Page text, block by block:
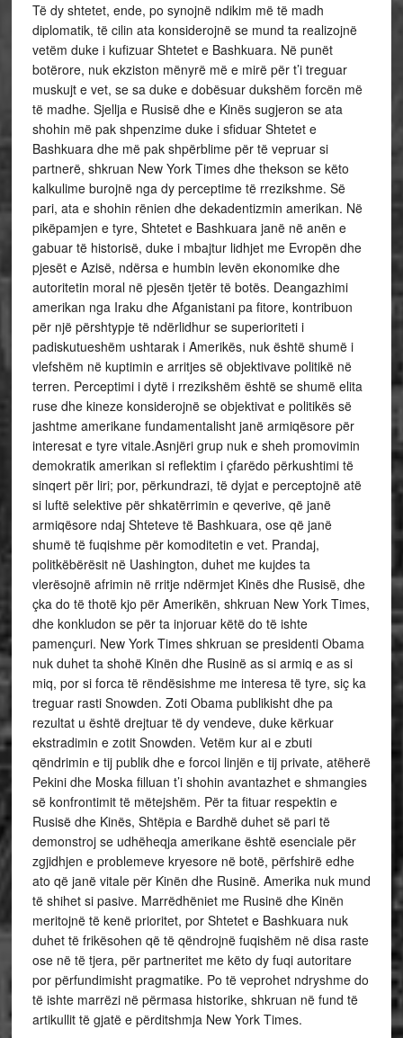
Të dy shtetet, ende, po synojnë ndikim më të madh
diplomatik, të cilin ata konsiderojnë se mund ta realizojnë
vetëm duke i kufizuar Shtetet e Bashkuara. Në punët
botërore, nuk ekziston mënyrë më e mirë për t’i treguar
muskujt e vet, se sa duke e dobësuar dukshëm forcën më
të madhe. Sjellja e Rusisë dhe e Kinës sugjeron se ata
shohin më pak shpenzime duke i sfiduar Shtetet e
Bashkuara dhe më pak shpërblime për të vepruar si
partnerë, shkruan New York Times dhe thekson se këto
kalkulime burojnë nga dy perceptime të rrezikshme. Së
pari, ata e shohin rënien dhe dekadentizmin amerikan. Në
pikëpamjen e tyre, Shtetet e Bashkuara janë në anën e
gabuar të historisë, duke i mbajtur lidhjet me Evropën dhe
pjesët e Azisë, ndërsa e humbin levën ekonomike dhe
autoritetin moral në pjesën tjetër të botës. Deangazhimi
amerikan nga Iraku dhe Afganistani pa fitore, kontribuon
për një përshtypje të ndërlidhur se superioriteti i
padiskutueshëm ushtarak i Amerikës, nuk është shumë i
vlefshëm në kuptimin e arritjes së objektivave politikë në
terren. Perceptimi i dytë i rrezikshëm është se shumë elita
ruse dhe kineze konsiderojnë se objektivat e politikës së
jashtme amerikane fundamentalisht janë armiqësore për
interesat e tyre vitale.Asnjëri grup nuk e sheh promovimin
demokratik amerikan si reflektim i çfarëdo përkushtimi të
sinqert për liri; por, përkundrazi, të dyjat e perceptojnë atë
si luftë selektive për shkatërrimin e qeverive, që janë
armiqësore ndaj Shteteve të Bashkuara, ose që janë
shumë të fuqishme për komoditetin e vet. Prandaj,
politkëbërësit në Uashington, duhet me kujdes ta
vlerësojnë afrimin në rritje ndërmjet Kinës dhe Rusisë, dhe
çka do të thotë kjo për Amerikën, shkruan New York Times,
dhe konkludon se për ta injoruar këtë do të ishte
pamençuri. New York Times shkruan se presidenti Obama
nuk duhet ta shohë Kinën dhe Rusinë as si armiq e as si
miq, por si forca të rëndësishme me interesa të tyre, siç ka
treguar rasti Snowden. Zoti Obama publikisht dhe pa
rezultat u është drejtuar të dy vendeve, duke kërkuar
ekstradimin e zotit Snowden. Vetëm kur ai e zbuti
qëndrimin e tij publik dhe e forcoi linjën e tij private, atëherë
Pekini dhe Moska filluan t’i shohin avantazhet e shmangies
së konfrontimit të mëtejshëm. Për ta fituar respektin e
Rusisë dhe Kinës, Shtëpia e Bardhë duhet së pari të
demonstroj se udhëheqja amerikane është esenciale për
zgjidhjen e problemeve kryesore në botë, përfshirë edhe
ato që janë vitale për Kinën dhe Rusinë. Amerika nuk mund
të shihet si pasive. Marrëdhëniet me Rusinë dhe Kinën
meritojnë të kenë prioritet, por Shtetet e Bashkuara nuk
duhet të frikësohen që të qëndrojnë fuqishëm në disa raste
ose në të tjera, për partneritet me këto dy fuqi autoritare
por përfundimisht pragmatike. Po të veprohet ndryshme do
të ishte marrëzi në përmasa historike, shkruan në fund të
artikullit të gjatë e përditshmja New York Times.